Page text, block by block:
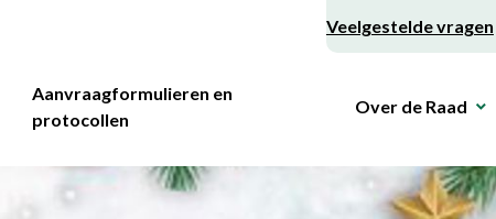
Veelgestelde vragen
Aanvraagformulieren en
protocollen
Over de Raad